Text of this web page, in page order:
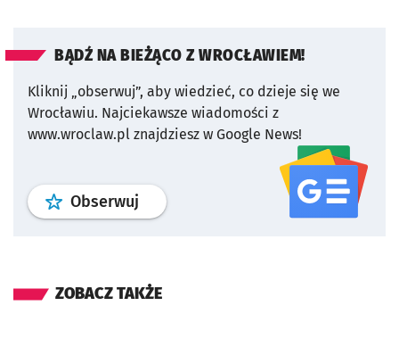
BĄDŹ NA BIEŻĄCO Z WROCŁAWIEM!
Kliknij „obserwuj”, aby wiedzieć, co dzieje się we
Wrocławiu. Najciekawsze wiadomości z
www.wroclaw.pl znajdziesz w Google News!
Obserwuj profil serwisu
ZOBACZ TAKŻE